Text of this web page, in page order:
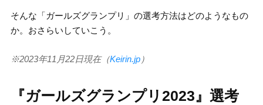
そんな「ガールズグランプリ」の選考方法はどのようなもの
か。おさらいしていこう。
※2023年11月22日現在（Keirin.jp）
『ガールズグランプリ2023』選考